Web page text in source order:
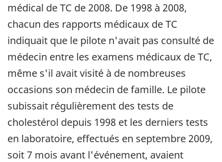
médical de TC de 2008. De 1998 à 2008,
chacun des rapports médicaux de TC
indiquait que le pilote n'avait pas consulté de
médecin entre les examens médicaux de TC,
même s'il avait visité à de nombreuses
occasions son médecin de famille. Le pilote
subissait régulièrement des tests de
cholestérol depuis 1998 et les derniers tests
en laboratoire, effectués en septembre 2009,
soit 7 mois avant l'événement, avaient